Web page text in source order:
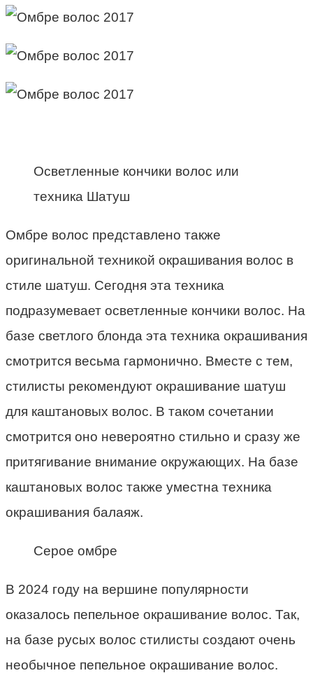
Осветленные кончики волос или
техника Шатуш
Омбре волос представлено также
оригинальной техникой окрашивания волос в
стиле шатуш. Сегодня эта техника
подразумевает осветленные кончики волос. На
базе светлого блонда эта техника окрашивания
смотрится весьма гармонично. Вместе с тем,
стилисты рекомендуют окрашивание шатуш
для каштановых волос. В таком сочетании
смотрится оно невероятно стильно и сразу же
притягивание внимание окружающих. На базе
каштановых волос также уместна техника
окрашивания балаяж.
Серое омбре
В 2024 году на вершине популярности
оказалось пепельное окрашивание волос. Так,
на базе русых волос стилисты создают очень
необычное пепельное окрашивание волос.